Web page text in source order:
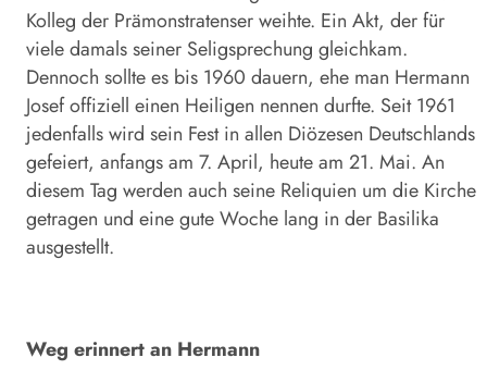
Kolleg der Prämonstratenser weihte. Ein Akt, der für
viele damals seiner Seligsprechung gleichkam.
Dennoch sollte es bis 1960 dauern, ehe man Hermann
Josef offiziell einen Heiligen nennen durfte. Seit 1961
jedenfalls wird sein Fest in allen Diözesen Deutschlands
gefeiert, anfangs am 7. April, heute am 21. Mai. An
diesem Tag werden auch seine Reliquien um die Kirche
getragen und eine gute Woche lang in der Basilika
ausgestellt.
Weg erinnert an Hermann